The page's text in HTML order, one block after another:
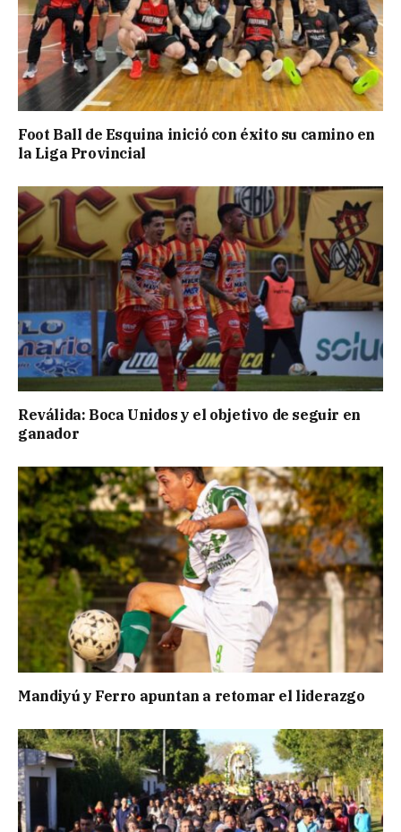
Foot Ball de Esquina inició con éxito su camino en
la Liga Provincial
Reválida: Boca Unidos y el objetivo de seguir en
ganador
Mandiyú y Ferro apuntan a retomar el liderazgo